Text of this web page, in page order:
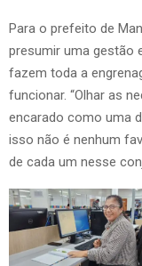
Para o prefeito de
presumir uma gestão
fazem toda a
funcionar. “Olhar as
encarado como uma
isso não é nenhum
de cada um nesse